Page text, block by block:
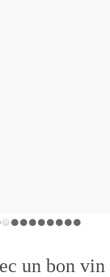
un bon vin